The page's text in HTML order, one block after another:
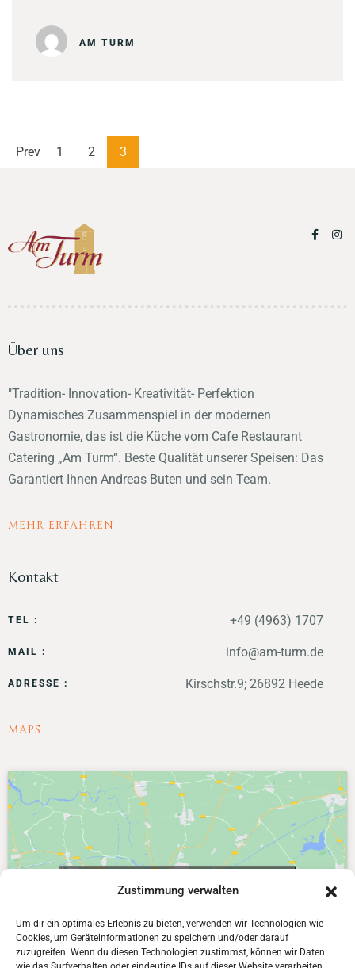
Zustimmung verwalten
Um dir ein optimales Erlebnis zu bieten, verwenden wir Technologien wie
Cookies, um Geräteinformationen zu speichern und/oder darauf
zuzugreifen. Wenn du diesen Technologien zustimmst, können wir Daten
AM TURM
Prev 1 2 3
Über uns
"Tradition- Innovation- Kreativität- Perfektion
Dynamisches Zusammenspiel in der modernen
Gastronomie, das ist die Küche vom Cafe Restaurant
Catering „Am Turm“. Beste Qualität unserer Speisen: Das
Garantiert Ihnen Andreas Buten und sein Team.
MEHR ERFAHREN
Kontakt
TEL : +49 (4963) 1707
MAIL : info@am-turm.de
ADRESSE : Kirschstr.9; 26892 Heede
MAPS
Klicke hier, um Marketing-Cookies zu